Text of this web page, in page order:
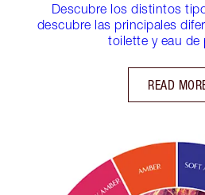
Descubre los distintos
descubre las principales
toilette y eau de
READ